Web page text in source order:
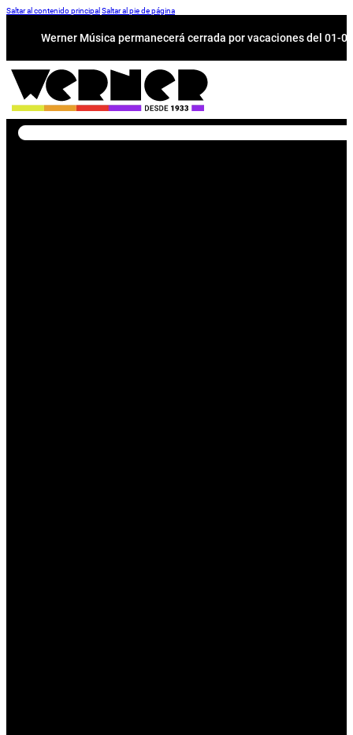
Saltar al contenido principal Saltar al pie de página
Werner Música permanecerá cerrada por vacaciones del 01-
Buscar